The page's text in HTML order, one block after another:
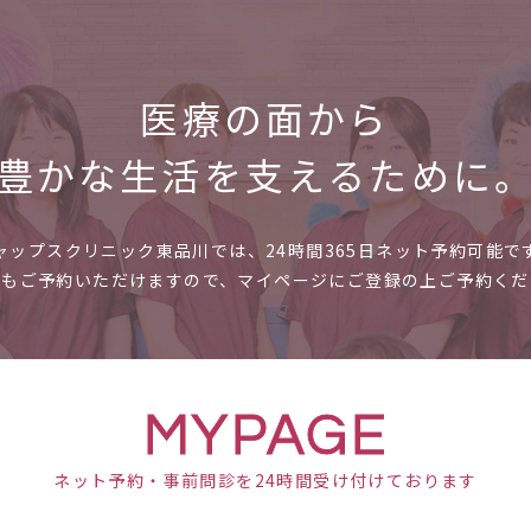
医療の面から
かな生活を支えるために
ップスクリニック東品川では、 24時間365日ネット予約可能で
ご予約いただけますので、 マイページにご登録の上ご予約く
MYPAGE
ネット予約・事前問診を 24時間受け付けております